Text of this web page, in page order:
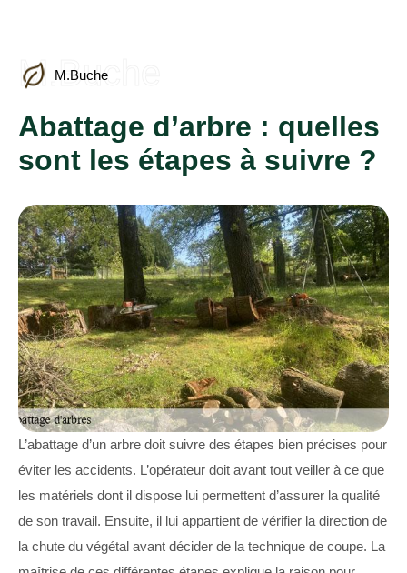
M.Buche
M.Buche
Abattage d’arbre : quelles
sont les étapes à suivre ?
L’abattage d’un arbre doit suivre des étapes bien précises pour
éviter les accidents. L’opérateur doit avant tout veiller à ce que
les matériels dont il dispose lui permettent d’assurer la qualité
de son travail. Ensuite, il lui appartient de vérifier la direction de
la chute du végétal avant décider de la technique de coupe. La